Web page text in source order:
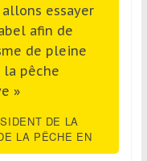
essayer
afin de
de pleine
la pêche
»
DE LA
LA PÊCHE EN